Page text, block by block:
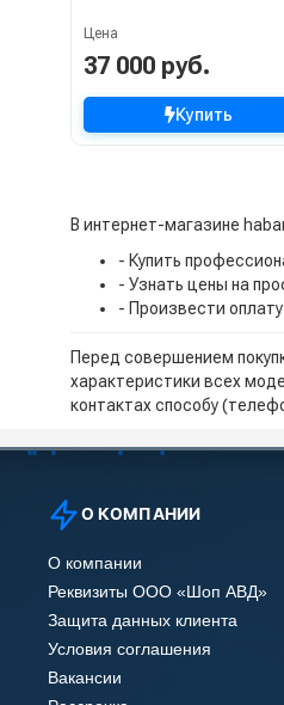
Цена
37 000 руб.
Купить
В интернет-магазине
- Купить
- Узнать цены на
- Произвести
Перед совершением
характеристики всех
контактах способу
О КОМПАНИИ
О компании
Реквизиты ООО «Шоп АВД»
Защита данных клиента
Условия соглашения
Вакансии